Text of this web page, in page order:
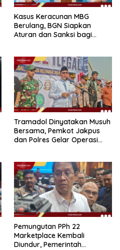
Kasus Keracunan MBG
Berulang, BGN Siapkan
Aturan dan Sanksi bagi
Tramadol Dinyatakan Musuh
Bersama, Pemkot Jakpus
dan Polres Gelar Operasi
Pemungutan PPh 22
Marketplace Kembali
Diundur, Pemerintah